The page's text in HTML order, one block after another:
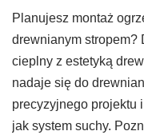
Planujesz montaż
drewnianym stropem?
cieplny z estetyką
nadaje się do
precyzyjnego projektu
jak system suchy.